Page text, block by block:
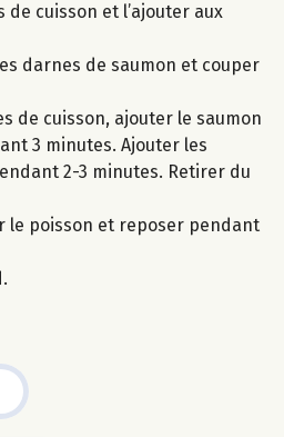
de cuisson et l’ajouter aux
darnes de saumon et couper
de cuisson, ajouter le saumon
3 minutes. Ajouter les
2-3 minutes. Retirer du
le poisson et reposer pendant